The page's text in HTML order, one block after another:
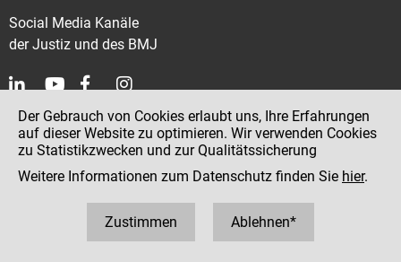
Social Media Kanäle
der Justiz und des BMJ
Kontakt
Impressum
Datenschutz
Hinweisgeber:innenplattform (für Mitarbeiter:innen)
Der Gebrauch von Cookies erlaubt uns, Ihre Erfahrungen
auf dieser Website zu optimieren. Wir verwenden Cookies
zu Statistikzwecken und zur Qualitätssicherung
Weitere Informationen zum Datenschutz finden Sie hier.
Zustimmen Ablehnen*